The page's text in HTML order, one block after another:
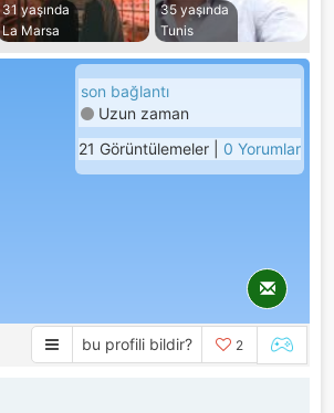
31 yaşında
La Marsa
35 yaşında
Tunis
son bağlantı
Uzun zaman
21 Görüntülemeler | 0 Yorumlar
bu profili bildir? 2